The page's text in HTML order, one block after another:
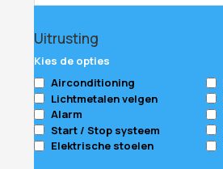
Website
URL *
Uitrusting
Kies de opties
Airconditioning
Lichtmetalen velgen
Alarm
Start / Stop systeem
Elektrische stoelen